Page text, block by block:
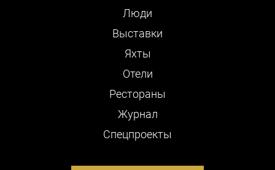
Люди
Выставки
Яхты
Отели
Рестораны
Журнал
Cпецпроекты